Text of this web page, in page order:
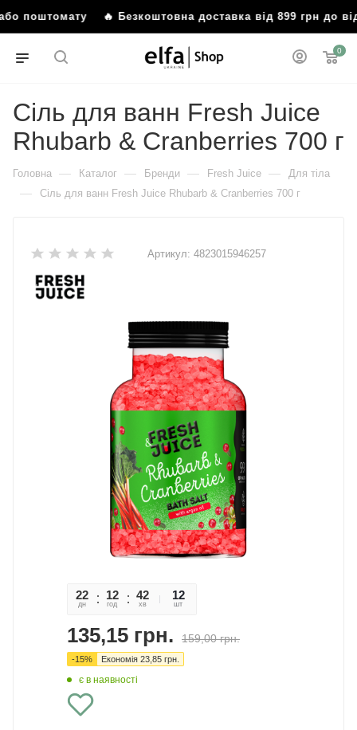
поштомату 🔥 Безкоштовна доставка від 899 грн до
0
Сіль для ванн Fresh Juice
Rhubarb & Cranberries 700 г
Головна — Каталог — Бренди — Fresh Juice — Для тіла
— Сіль для ванн Fresh Juice Rhubarb & Cranberries 700 г
Артикул: 4823015946257
22
дн
12
год
42
хв
41
сек
12
шт
135,15 грн. 159,00грн.
-15% Економія 23,85 грн.
є в наявності